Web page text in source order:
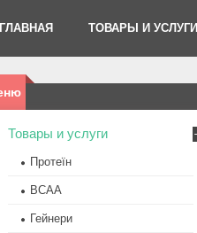
ГЛАВНАЯ ТОВАРЫ И УСЛУГИ
Товары и услуги
Протеїн
BCAA
Гейнери